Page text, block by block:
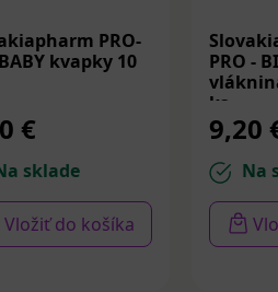
PRO-
kvapky 10
€
sklade
Vložiť do košíka
PRO -
ks
9,20
Na